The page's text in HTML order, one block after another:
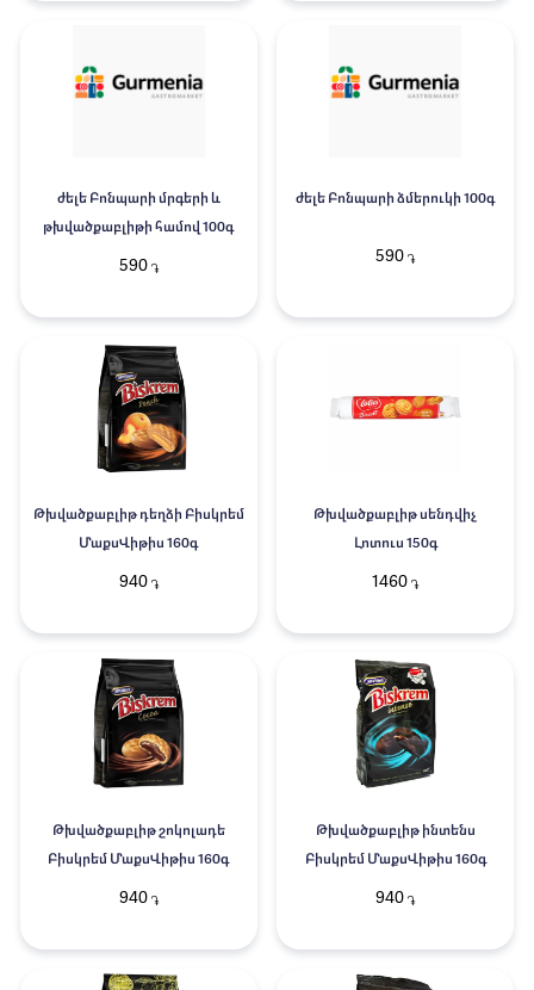
ժելե Բոնպարի մրգերի և
թխվածքաբլիթի համով 100գ
590֏
ժելե Բոնպարի ձմերուկի 100գ
590 ֏
Թխվածքաբլիթ դեղձի Բիսկրեմ
ՄաքսՎիթիս 160գ
940֏
Թխվածքաբլիթ սենդվիչ
Լոտուս 150գ
1460 ֏
Թխվածքաբլիթ շոկոլադե
Բիսկրեմ ՄաքսՎիթիս 160գ
940֏
Թխվածքաբլիթ ինտենս
Բիսկրեմ ՄաքսՎիթիս 160գ
940 ֏